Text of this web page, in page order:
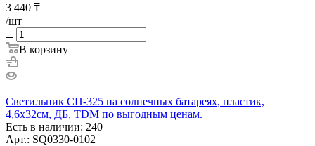
3 440 ₸
/шт
В корзину
Светильник СП-325 на солнечных батареях, пластик,
4,6х32см, ДБ, TDM по выгодным ценам.
Есть в наличии: 240
Арт.: SQ0330-0102